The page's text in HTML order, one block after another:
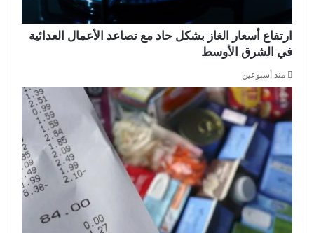
ارتفاع أسعار الغاز بشكل حاد مع تصاعد الأعمال العدائية
في الشرق الأوسط
منذ أسبوعين